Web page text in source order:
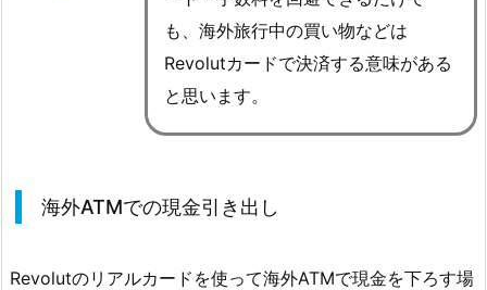
も、海外旅行中の買い物などは
Revolutカードで決済する意味がある
と思います。
海外ATMでの現金引き出し
Revolutのリアルカードを使って海外ATMで現金を下ろす場